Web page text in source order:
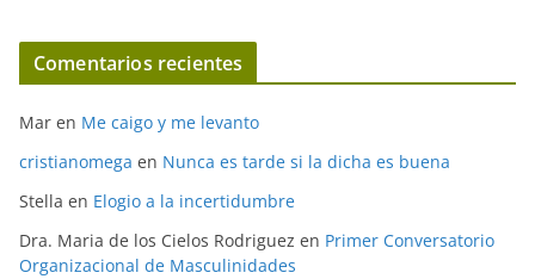
Comentarios recientes
Mar en Me caigo y me levanto
cristianomega en Nunca es tarde si la dicha es buena
Stella en Elogio a la incertidumbre
Dra. Maria de los Cielos Rodriguez en Primer Conversatorio
Organizacional de Masculinidades